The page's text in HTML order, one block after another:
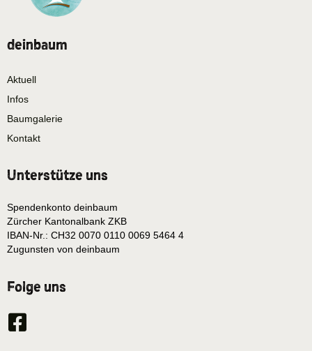
deinbaum
Aktuell
Infos
Baumgalerie
Kontakt
Unterstütze uns
Spendenkonto deinbaum
Zürcher Kantonalbank ZKB
IBAN-Nr.: CH32 0070 0110 0069 5464 4
Zugunsten von deinbaum
Folge uns